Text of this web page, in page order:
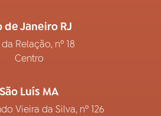
de Janeiro RJ
da Relação, nº 18
Centro
São Luís MA
Vieira da Silva, nº 126